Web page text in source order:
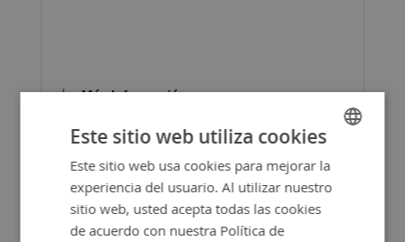
Más Información
SPANISH
ENGLISH
Este sitio web utiliza cookies
Este sitio web usa cookies para mejorar la
experiencia del usuario. Al utilizar nuestro
sitio web, usted acepta todas las cookies
de acuerdo con nuestra Política de